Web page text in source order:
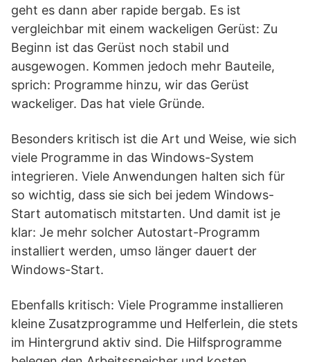
geht es dann aber rapide bergab. Es ist
vergleichbar mit einem wackeligen Gerüst: Zu
Beginn ist das Gerüst noch stabil und
ausgewogen. Kommen jedoch mehr Bauteile,
sprich: Programme hinzu, wir das Gerüst
wackeliger. Das hat viele Gründe.
Besonders kritisch ist die Art und Weise, wie sich
viele Programme in das Windows-System
integrieren. Viele Anwendungen halten sich für
so wichtig, dass sie sich bei jedem Windows-
Start automatisch mitstarten. Und damit ist je
klar: Je mehr solcher Autostart-Programm
installiert werden, umso länger dauert der
Windows-Start.
Ebenfalls kritisch: Viele Programme installieren
kleine Zusatzprogramme und Helferlein, die stets
im Hintergrund aktiv sind. Die Hilfsprogramme